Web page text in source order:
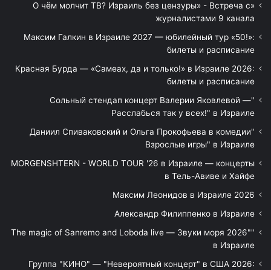
«О чём молчит ТВ? Израиль без цензуры» - Встреча с
журналистами 9 канала
Максим Галкин в Израиле 2027 — юбилейный тур «50!»:
билеты и расписание
Красная Бурда — «Самеах, да и только!» в Израиле 2026:
билеты и расписание
"Сольный стендап концерт Валерии Яковлевой —
Расслабься так у всех!" в Израиле
"Даниил Спиваковский и Ольга Прокофьева в комедии
Взрослые игры" в Израиле
MORGENSHTERN - WORLD TOUR '26 в Израиле — концерты
в Тель-Авиве и Хайфе
Максим Леонидов в Израиле 2026
Александр Филиппенко в Израиле
"The magic of Sanremo and Loboda live — Звуки моря 2026"
в Израиле
Группа "КИНО" — "Невероятный концерт" в США 2026: